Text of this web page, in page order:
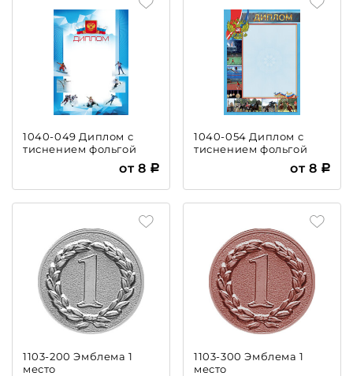
1040-049 Диплом с
тиснением фольгой
от 8
1040-054 Диплом с
тиснением фольгой
от 8
1103-200 Эмблема 1
место
1103-300 Эмблема 1
место